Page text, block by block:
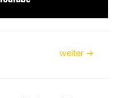
weiter →